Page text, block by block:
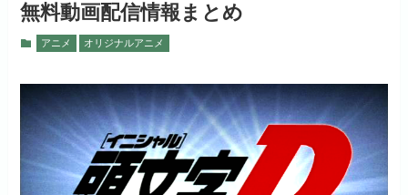
無料動画配信情報まとめ
アニメ オリジナルアニメ